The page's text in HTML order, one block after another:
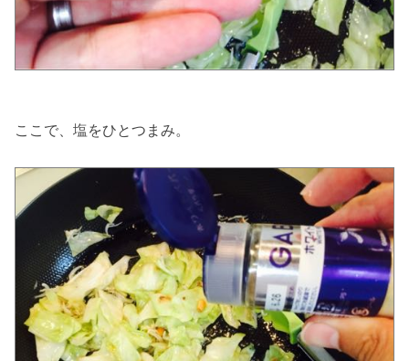
ここで、塩をひとつまみ。